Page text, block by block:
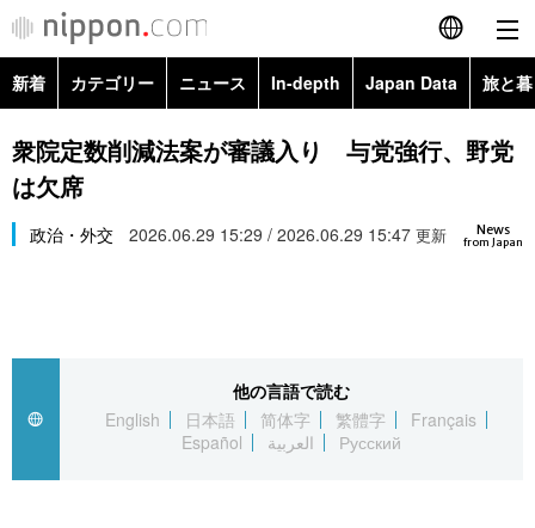
English
简体字
Русский
カテゴリー
経済・ビジネス
国際
トップ
アーカイブ
In-depth
Japan Data
新着 カテゴリー ニュース In-depth Japan Data 旅と
政治・外交
経済・ビジネス
Topics
衆院定数削減法案が審議入り 与党強行、野党
は欠席
News
from Japan
政治・外交 2026.06.29 15:29 / 2026.06.29 15:47 更新
他の言語で読む
English
日本語 简体字 繁體字
Français
Español
العربية Русский